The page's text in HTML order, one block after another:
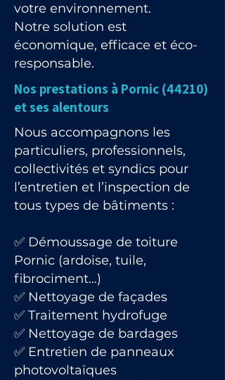
votre environnement.
Notre solution est
économique, efficace et éco-
responsable.
Nos prestations à Pornic (44210)
et ses alentours
Nous accompagnons les
particuliers, professionnels,
collectivités et syndics pour
l’entretien et l’inspection de
tous types de bâtiments :
✅ Démoussage de toiture
Pornic (ardoise, tuile,
fibrociment…)
✅ Nettoyage de façades
✅ Traitement hydrofuge
✅ Nettoyage de bardages
✅ Entretien de panneaux
photovoltaïques